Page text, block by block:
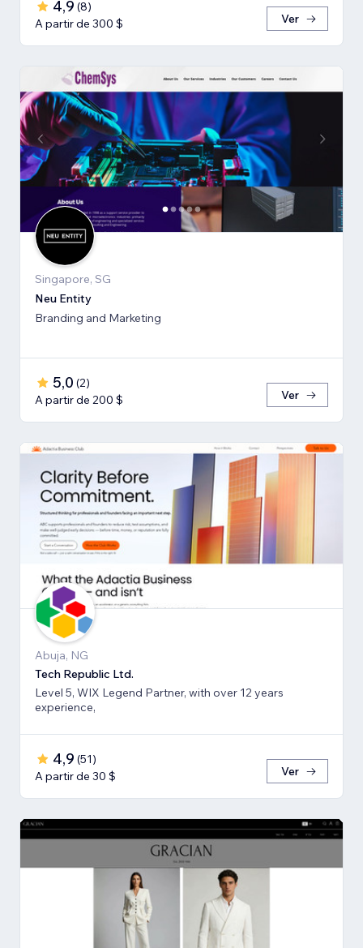
4,9 (8)
A partir de 300 $
Ver
Singapore, SG
Neu Entity
Branding and Marketing
5,0 (2)
A partir de 200 $
Ver
Abuja, NG
Tech Republic Ltd.
Level 5, WIX Legend Partner, with over 12 years
experience,
4,9 (51)
A partir de 30 $
Ver